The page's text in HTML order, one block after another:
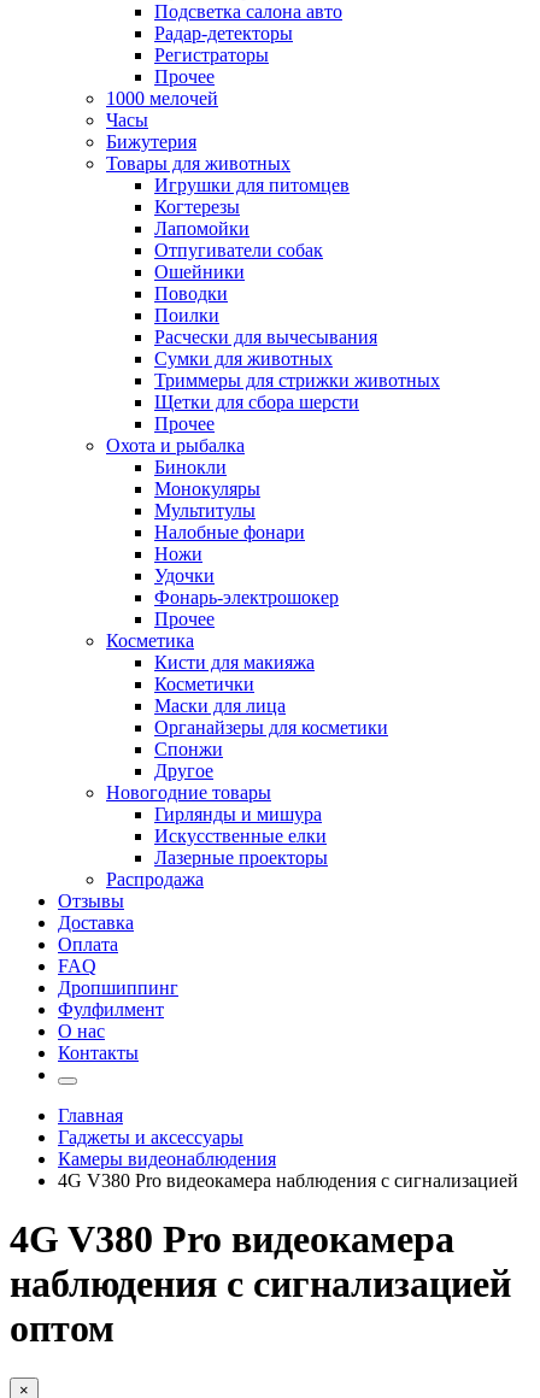
Подсветка салона авто
Радар-детекторы
Регистраторы
Прочее
1000 мелочей
Часы
Бижутерия
Товары для животных
Игрушки для питомцев
Когтерезы
Лапомойки
Отпугиватели собак
Ошейники
Поводки
Поилки
Расчески для вычесывания
Сумки для животных
Триммеры для стрижки животных
Щетки для сбора шерсти
Прочее
Охота и рыбалка
Бинокли
Монокуляры
Мультитулы
Налобные фонари
Ножи
Удочки
Фонарь-электрошокер
Прочее
Косметика
Кисти для макияжа
Косметички
Маски для лица
Органайзеры для косметики
Спонжи
Другое
Новогодние товары
Гирлянды и мишура
Искусственные елки
Лазерные проекторы
Распродажа
Отзывы
Доставка
Оплата
FAQ
Дропшиппинг
Фулфилмент
О нас
Контакты
Главная
Гаджеты и аксессуары
Камеры видеонаблюдения
4G V380 Pro видеокамера наблюдения с сигнализацией
4G V380 Pro видеокамера
наблюдения с сигнализацией
оптом
×